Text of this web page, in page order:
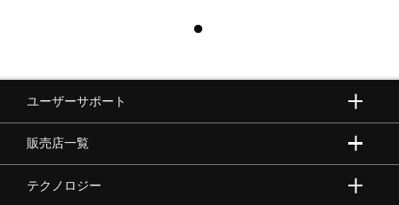
ユーザーサポート
販売店一覧
テクノロジー